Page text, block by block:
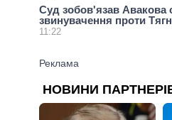
Суд зобов'язав Авакова
звинувачення проти
11:22